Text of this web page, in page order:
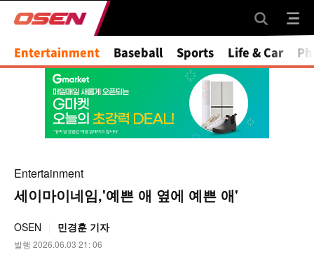
Mute
Entertainment Baseball Sports Life & Car
Entertainment
세이마이네임,'예쁜 애 옆에 예쁜 애'
OSEN 민경훈 기자
발행 2026.06.03 21: 06